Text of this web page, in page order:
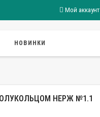
Мой аккаунт
НОВИНКИ
НЕРЖ №1.1